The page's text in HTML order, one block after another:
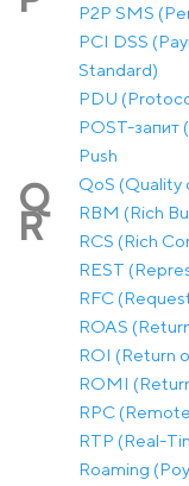
P2P SMS
PCI DSS
Standard)
PDU
POST-запит
Push
Q QoS (Quality
R
RBM (Rich
RCS (Rich
REST
RFC
ROAS
ROI (Return
ROMI
RPC
RTP (Real-
Roaming